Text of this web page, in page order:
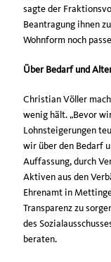
sagte der
Beantragung ihnen
Wohnform noch
Über Bedarf und
Christian Völler
wenig hält. „Bevor
Lohnsteigerungen
wir über den Bedarf
Auffassung, durch
Aktiven aus den
Ehrenamt in
Transparenz zu
des
beraten.